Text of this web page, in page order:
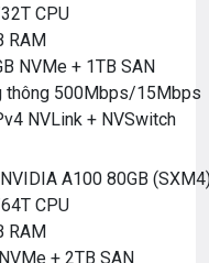
CPU
RAM
NVMe + 1TB SAN
thông 500Mbps/15Mbps
NVLink + NVSwitch
A100 80GB
CPU
RAM
+ 2TB SAN